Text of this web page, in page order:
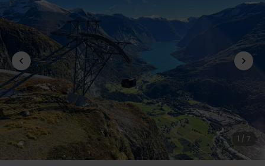
1 / 7